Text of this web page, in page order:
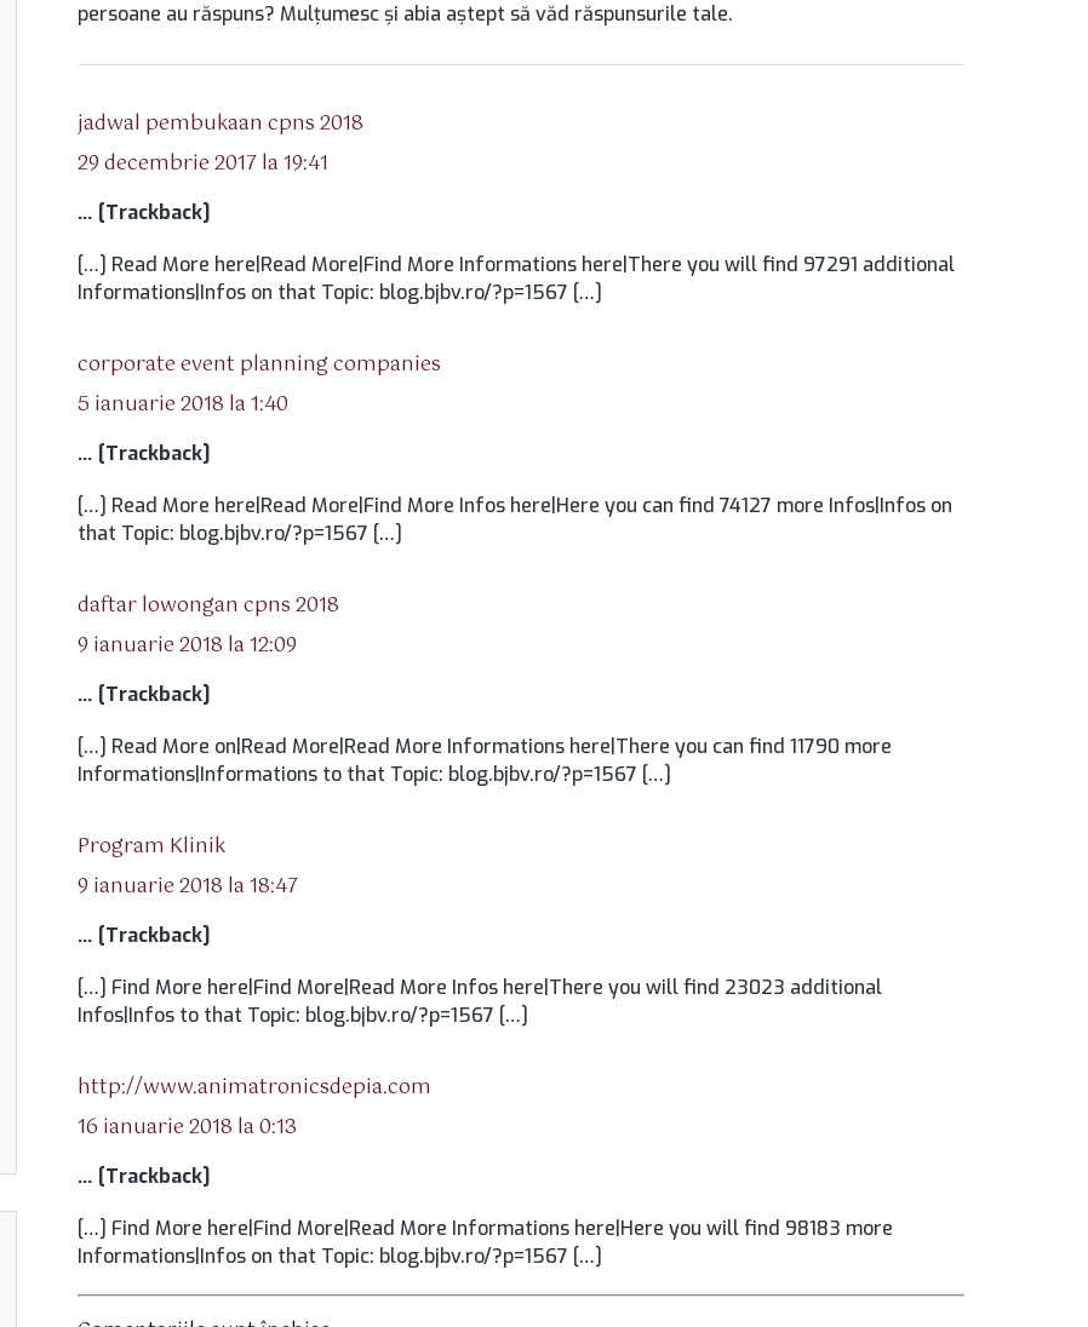
persoane au răspuns? Mulţumesc şi abia aştept să văd răspunsurile tale.
jadwal pembukaan cpns 2018
29 decembrie 2017 la 19:41
… [Trackback]
[…] Read More here|Read More|Find More Informations here|There you will find 97291 additional
Informations|Infos on that Topic: blog.bjbv.ro/?p=1567 […]
corporate event planning companies
5 ianuarie 2018 la 1:40
… [Trackback]
[…] Read More here|Read More|Find More Infos here|Here you can find 74127 more Infos|Infos on
that Topic: blog.bjbv.ro/?p=1567 […]
daftar lowongan cpns 2018
9 ianuarie 2018 la 12:09
… [Trackback]
[…] Read More on|Read More|Read More Informations here|There you can find 11790 more
Informations|Informations to that Topic: blog.bjbv.ro/?p=1567 […]
Program Klinikspune:
9 ianuarie 2018 la 18:47
… [Trackback]
[…] Find More here|Find More|Read More Infos here|There you will find 23023 additional
Infos|Infos to that Topic: blog.bjbv.ro/?p=1567 […]
http://www.animatronicsdepia.com
16 ianuarie 2018 la 0:13
… [Trackback]
[…] Find More here|Find More|Read More Informations here|Here you will find 98183 more
Informations|Infos on that Topic: blog.bjbv.ro/?p=1567 […]